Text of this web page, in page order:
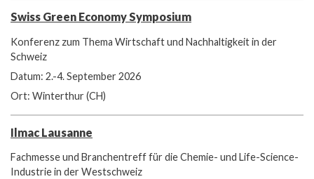
Swiss Green Economy Symposium
Konferenz zum Thema Wirtschaft und Nachhaltigkeit in der
Schweiz
Datum: 2.-4. September 2026
Ort: Winterthur (CH)
Ilmac Lausanne
Fachmesse und Branchentreff für die Chemie- und Life-Science-
Industrie in der Westschweiz